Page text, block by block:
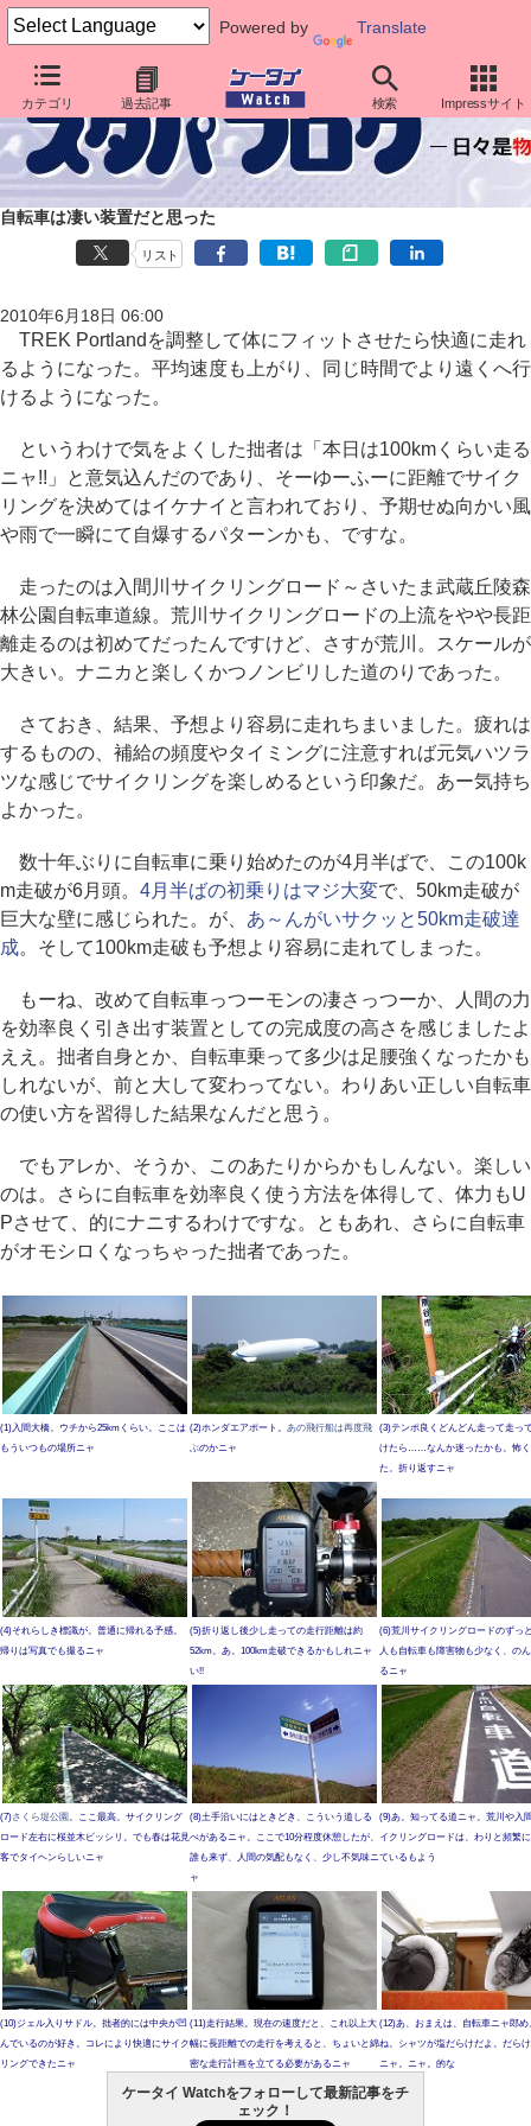
Powered by Translate
カテゴリ 過去記事 検索 Impressサイト
自転車は凄い装置だと思った
リスト
2010年6月18日 06:00
TREK Portlandを調整して体にフィットさせたら快適に走れ
るようになった。平均速度も上がり、同じ時間でより遠くへ行
けるようになった。
というわけで気をよくした拙者は「本日は100kmくらい走る
ニャ!!」と意気込んだのであり、そーゆーふーに距離でサイク
リングを決めてはイケナイと言われており、予期せぬ向かい風
や雨で一瞬にて自爆するパターンかも、ですな。
走ったのは入間川サイクリングロード～さいたま武蔵丘陵森
林公園自転車道線。荒川サイクリングロードの上流をやや長距
離走るのは初めてだったんですけど、さすが荒川。スケールが
大きい。ナニカと楽しくかつノンビリした道のりであった。
さておき、結果、予想より容易に走れちまいました。疲れは
するものの、補給の頻度やタイミングに注意すれば元気ハツラ
ツな感じでサイクリングを楽しめるという印象だ。あー気持ち
よかった。
数十年ぶりに自転車に乗り始めたのが4月半ばで、この100k
m走破が6月頭。 4月半ばの初乗りはマジ大変で、50km走破が
巨大な壁に感じられた。が、 あ～んがいサクッと50km走破達
成。そして100km走破も予想より容易に走れてしまった。
もーね、改めて自転車っつーモンの凄さっつーか、人間の力
を効率良く引き出す装置としての完成度の高さを感じましたよ
ええ。拙者自身とか、自転車乗って多少は足腰強くなったかも
しれないが、前と大して変わってない。わりあい正しい自転車
の使い方を習得した結果なんだと思う。
でもアレか、そうか、このあたりからかもしんない。楽しい
のは。さらに自転車を効率良く使う方法を体得して、体力もU
Pさせて、的にナニするわけですな。ともあれ、さらに自転車
がオモシロくなっちゃった拙者であった。
(1)入間大橋。ウチから25kmくらい。ここは
もういつもの場所ニャ
(2)ホンダエアポート。 あの飛行船は再度飛
ぶのかニャ
(3)テンポ良くどんどん走って走っ
けたら……なんか迷ったかも。怖く
た。折り返すニャ
(4)それらしき標識が。普通に帰れる予感。
帰りは写真でも撮るニャ
(5)折り返し後少し走っての走行距離は約
52km。あ。100km走破できるかもしれニャ
い!!
(6)荒川サイクリングロードのずっ
人も自転車も障害物も少なく、の
るニャ
(7)さくら堤公園 。ここ最高。サイクリング
ロード左右に桜並木ビッシリ。でも春は花見
客でタイヘンらしいニャ
(8)土手沿いにはときどき、こういう道しる
べがあるニャ。ここで10分程度休憩したが、
誰も来ず、人間の気配もなく、少し不気味ニ
ャ
(9)あ。知ってる道ニャ。荒川や入
イクリングロードは、わりと頻繁
ているもよう
(10)ジェル入りサドル。拙者的には中央が凹
んでいるのが好き。コレにより快適にサイク
リングできたニャ
(11)走行結果。現在の速度だと、これ以上大
幅に長距離での走行を考えると、ちょいと綿
密な走行計画を立てる必要があるニャ
(12)あ、おまえは、自転車ニャ郎め
ね。シャツが塩だらけだよ。だら
ニャ。ニャ。的な
ケータイ Watchをフォローして最新記事をチ
ェック！